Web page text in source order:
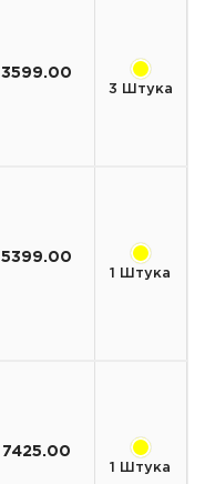
3599.00
3 Штука
5399.00
1 Штука
7425.00
1 Штука